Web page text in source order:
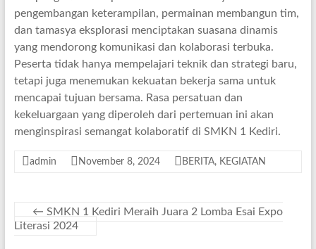
pengembangan keterampilan, permainan membangun tim,
dan tamasya eksplorasi menciptakan suasana dinamis
yang mendorong komunikasi dan kolaborasi terbuka.
Peserta tidak hanya mempelajari teknik dan strategi baru,
tetapi juga menemukan kekuatan bekerja sama untuk
mencapai tujuan bersama. Rasa persatuan dan
kekeluargaan yang diperoleh dari pertemuan ini akan
menginspirasi semangat kolaboratif di SMKN 1 Kediri.
admin November 8, 2024 BERITA, KEGIATAN
← SMKN 1 Kediri Meraih Juara 2 Lomba Esai Expo
Literasi 2024